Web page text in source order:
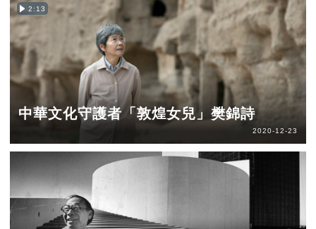
2:13
中華文化守護者「敦煌女兒」樊錦詩
2020-12-23